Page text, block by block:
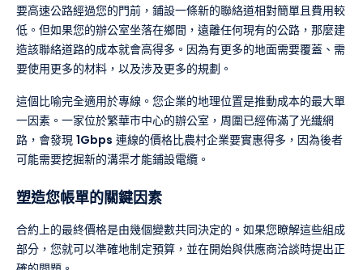
要高速公路經過您的門前，鋪設一條新的聯絡道相對簡單且費用較
低。但如果您的辦公室坐落在鄉間，遠離任何現有的公路，那麼建
造該聯絡道路的成本就會高得多。因為有更多的地面需要覆蓋、需
要使用更多的材料，以及涉及更多的規劃。
這個比喻完全適用於專線。您企業的地理位置是推動成本的最大單
一因素。一家位於繁華市中心的辦公室，周圍已經佈滿了光纖網
路，會發現 1Gbps 連線的價格比農村企業要實惠得多，因為後者
可能需要挖掘新的溝渠才能鋪設電纜。
塑造您帳單的關鍵因素
合約上的最終價格是由幾個變數共同決定的。如果您瞭解這些組成
部分，您就可以準確地制定預算，並在開始與供應商洽談時提出正